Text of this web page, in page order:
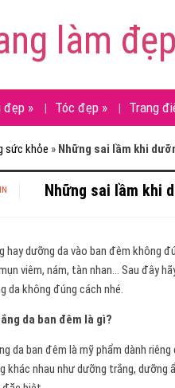
làm đẹp
đẹp » Tóc đẹp » Trang
sức khỏe » Những sai lầm khi
Những sai lầm khi
hay dưỡng da vào ban đêm không
viêm, nám, tàn nhan… Sau đây
da không đúng cách nhé.
da ban đêm là gì?
da ban đêm là mỹ phẩm dành
khác nhau như dưỡng trắng,